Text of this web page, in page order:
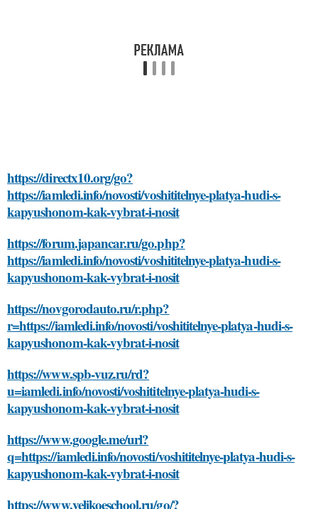
https://directx10.org/go?
https://iamledi.info/novosti/voshititelnye-platya-hudi-s-
kapyushonom-kak-vybrat-i-nosit
https://forum.japancar.ru/go.php?
https://iamledi.info/novosti/voshititelnye-platya-hudi-s-
kapyushonom-kak-vybrat-i-nosit
https://novgorodauto.ru/r.php?
r=https://iamledi.info/novosti/voshititelnye-platya-hudi-s-
kapyushonom-kak-vybrat-i-nosit
https://www.spb-vuz.ru/rd?
u=iamledi.info/novosti/voshititelnye-platya-hudi-s-
kapyushonom-kak-vybrat-i-nosit
https://www.google.me/url?
q=https://iamledi.info/novosti/voshititelnye-platya-hudi-s-
kapyushonom-kak-vybrat-i-nosit
https://www.velikoeschool.ru/go/?